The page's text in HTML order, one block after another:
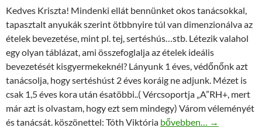
Kedves Kriszta! Mindenki ellát bennünket okos tanácsokkal,
tapasztalt anyukák szerint ötbbnyire túl van dimenzionálva az
ételek bevezetése, mint pl. tej, sertéshús…stb. Létezik valahol
egy olyan táblázat, ami összefoglalja az ételek ideális
bevezetését kisgyermekeknél? Lányunk 1 éves, védőnőnk azt
tanácsolja, hogy sertéshúst 2 éves koráig ne adjunk. Mézet is
csak 1,5 éves kora után ésatöbbi..( Vércsoportja „A”RH+, mert
már azt is olvastam, hogy ezt sem mindegy) Várom véleményét
és tanácsát. köszönettel: Tóth Viktória Szakértő válaszol –
bővebben… →